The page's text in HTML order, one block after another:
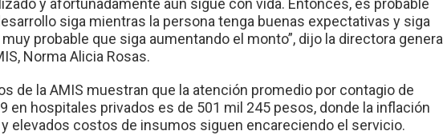
y afortunadamente aún sigue con vida. Entonces, es probable
siga mientras la persona tenga buenas expectativas y siga
probable que siga aumentando el monto”, dijo la directora general
Norma Alicia Rosas.
de la AMIS muestran que la atención promedio por contagio de
en hospitales privados es de 501 mil 245 pesos, donde la inflación
elevados costos de insumos siguen encareciendo el servicio.